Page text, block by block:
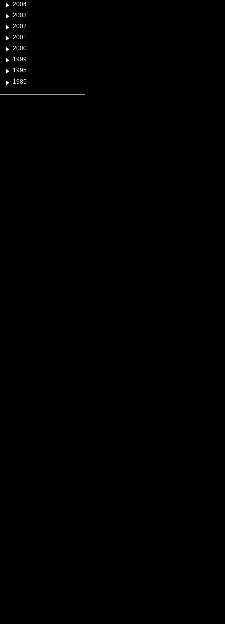
2004
2003
2002
2001
2000
1999
1995
1985